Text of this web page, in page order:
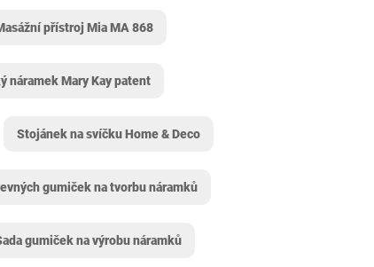
přístroj Mia MA 868
náramek Mary Kay patent
Stojánek na svíčku Home & Deco
gumiček na tvorbu náramků
gumiček na výrobu náramků